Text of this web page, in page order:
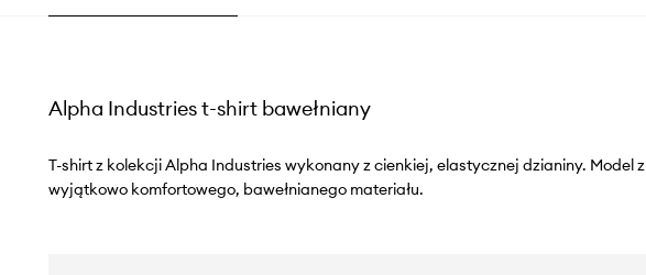
Alpha Industries t-shirt bawełniany
T-shirt z kolekcji Alpha Industries wykonany z cienkiej, elastycznej dzianiny. Model z
wyjątkowo komfortowego, bawełnianego materiału.